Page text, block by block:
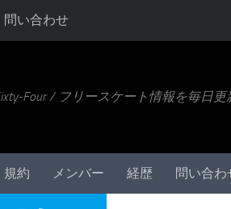
問い合わせ
Four / フリースケート情報を毎日更
規約 メンバー 経歴 問い合わ